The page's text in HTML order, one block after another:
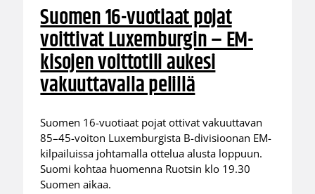
Suomen 16-vuotiaat pojat
voittivat Luxemburgin – EM-
kisojen voittotili aukesi
vakuuttavalla pelillä
Suomen 16-vuotiaat pojat ottivat vakuuttavan
85–45-voiton Luxemburgista B-divisioonan EM-
kilpailuissa johtamalla ottelua alusta loppuun.
Suomi kohtaa huomenna Ruotsin klo 19.30
Suomen aikaa.